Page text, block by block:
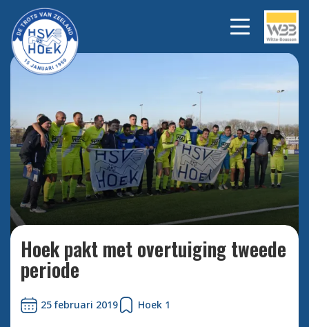
Na een 1-5 overwinning is de
periodetitel binnen!
Bekijk
foto's
Hoek pakt met overtuiging tweede
periode
25 februari 2019 Hoek 1